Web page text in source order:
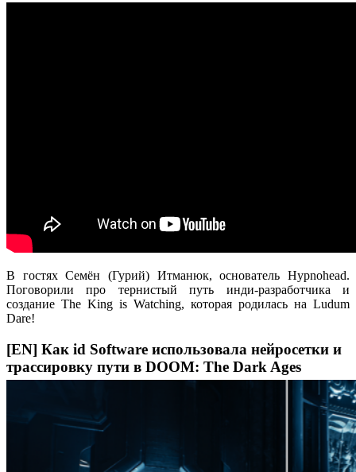
В гостях Семён (Гурий) Итманюк, основатель Hypnohead.
Поговорили про тернистый путь инди-разработчика и
создание The King is Watching, которая родилась на Ludum
Dare!
[EN] Как id Software использовала нейросетки и
трассировку пути в DOOM: The Dark Ages